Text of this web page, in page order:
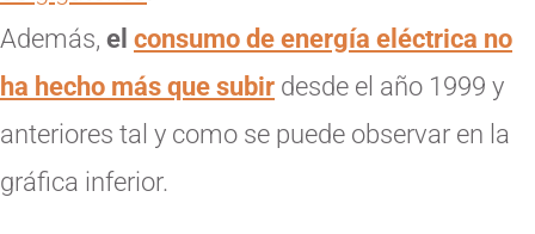
Además, el consumo de energía eléctrica no
ha hecho más que subir desde el año 1999 y
anteriores tal y como se puede observar en la
gráfica inferior.